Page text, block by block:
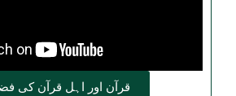
قرآن اور اہل قرآن کی